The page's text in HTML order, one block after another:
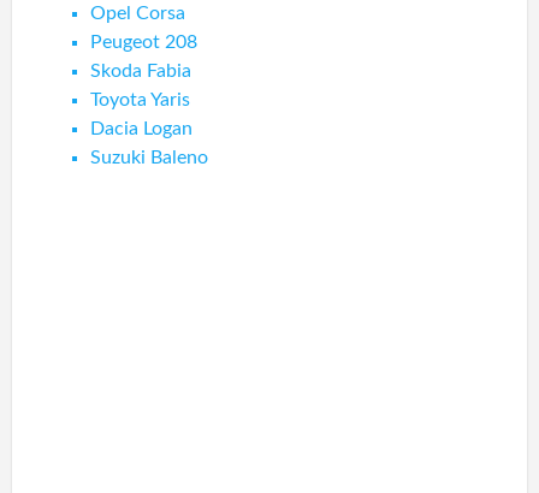
Opel Corsa
Peugeot 208
Skoda Fabia
Toyota Yaris
Dacia Logan
Suzuki Baleno